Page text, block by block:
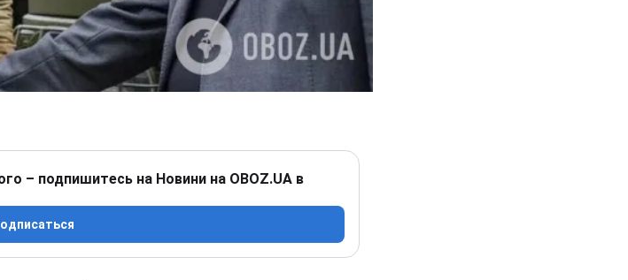
– подпишитесь на Новини на OBOZ.UA в